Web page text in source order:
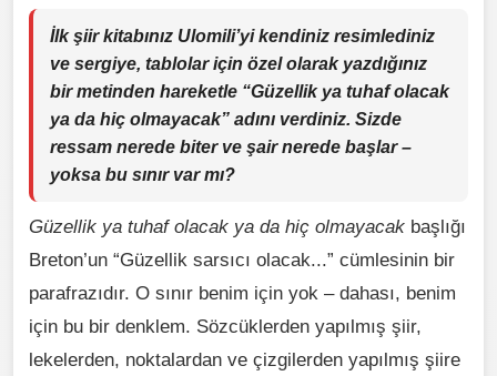
İlk şiir kitabınız Ulomili’yikendiniz resimlediniz
ve sergiye, tablolar için özel olarak yazdığınız
bir metinden hareketle “Güzellik ya tuhaf olacak
ya da hiç olmayacak” adını verdiniz. Sizde
ressam nerede biter ve şair nerede başlar –
yoksa bu sınır var mı?
Güzellik ya tuhaf olacak ya da hiç olmayacak başlığı
Breton’un “Güzellik sarsıcı olacak...” cümlesinin bir
parafrazıdır. O sınır benim için yok – dahası, benim
için bu bir denklem. Sözcüklerden yapılmış şiir,
lekelerden, noktalardan ve çizgilerden yapılmış şiire